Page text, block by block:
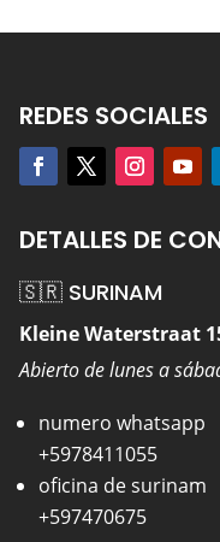
REDES SOCIALES
DETALLES DE
🇸🇷 SURINAM
Kleine Waterstraat
Abierto de lunes a
numero whatsapp
+5978411055
oficina de surinam
+597470675